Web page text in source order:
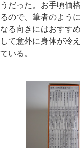
うだった。お手頃価
るので、筆者のよう
なる向きにはおすす
して意外に身体が冷
ている。